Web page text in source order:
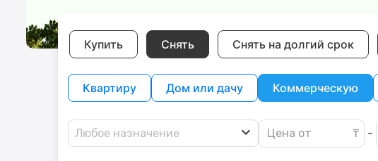
Купить Снять Снять на долгий срок
Квартиру Дом или дачу Коммерческую
Любое назначение -